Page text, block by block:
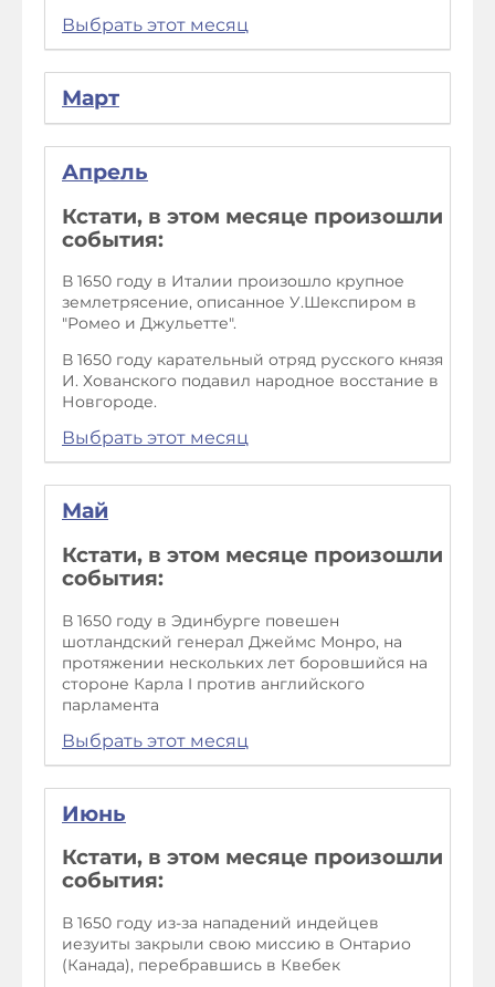
Выбрать этот месяц
Март
Апрель
Кстати, в этом месяце произошли
события:
В 1650 году в Италии произошло крупное
землетрясение, описанное У.Шекспиром в
"Ромео и Джульетте".
В 1650 году карательный отряд русского князя
И. Хованского подавил народное восстание в
Новгороде.
Выбрать этот месяц
Май
Кстати, в этом месяце произошли
события:
В 1650 году в Эдинбурге повешен
шотландский генерал Джеймс Монро, на
протяжении нескольких лет боровшийся на
стороне Карла I против английского
парламента
Выбрать этот месяц
Июнь
Кстати, в этом месяце произошли
события:
В 1650 году из-за нападений индейцев
иезуиты закрыли свою миссию в Онтарио
(Канада), перебравшись в Квебек